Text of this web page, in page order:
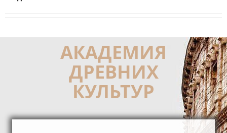
АКАДЕМИЯ
ДРЕВНИХ
КУЛЬТУР